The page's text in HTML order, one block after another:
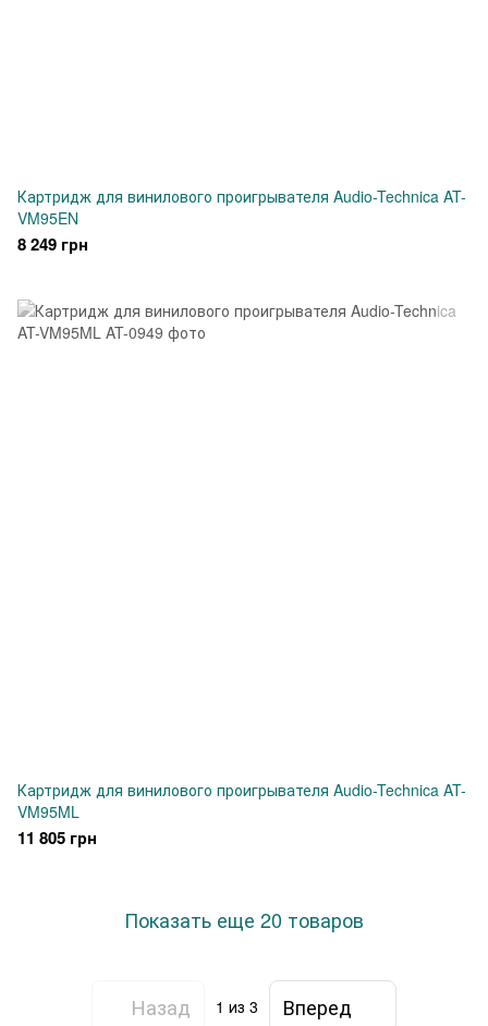
Картридж для винилового проигрывателя Audio-Technica AT-
VM95EN
8 249 грн
Картридж для винилового проигрывателя Audio-Technica AT-
VM95ML
11 805 грн
Показать еще 20 товаров
Назад 1 из 3 Вперед